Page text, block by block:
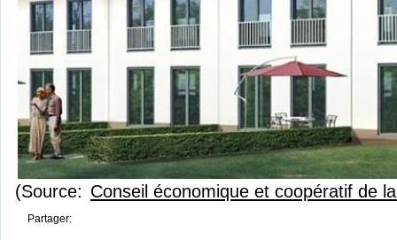
(Source: Conseil économique et coopératif de
Partager: